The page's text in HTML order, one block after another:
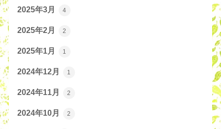
2025年3月 4
2025年2月 2
2025年1月 1
2024年12月 1
2024年11月 2
2024年10月 2